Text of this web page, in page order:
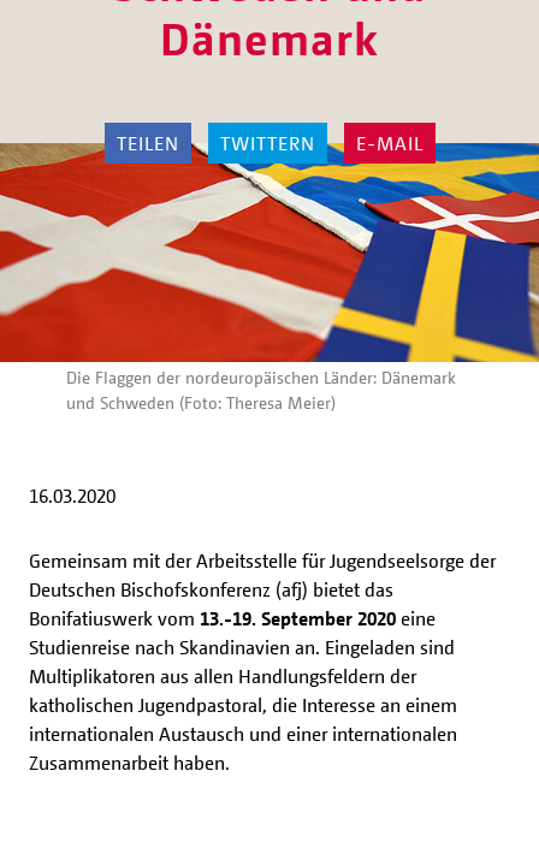
Dänemark
TEILEN TWITTERN E-MAIL
Die Flaggen der nordeuropäischen Länder: Dänemark
und Schweden (Foto: Theresa Meier)
16.03.2020
Gemeinsam mit der Arbeitsstelle für Jugendseelsorge der
Deutschen Bischofskonferenz (afj) bietet das
Bonifatiuswerk vom 13.-19. September 2020 eine
Studienreise nach Skandinavien an. Eingeladen sind
Multiplikatoren aus allen Handlungsfeldern der
katholischen Jugendpastoral, die Interesse an einem
internationalen Austausch und einer internationalen
Zusammenarbeit haben.